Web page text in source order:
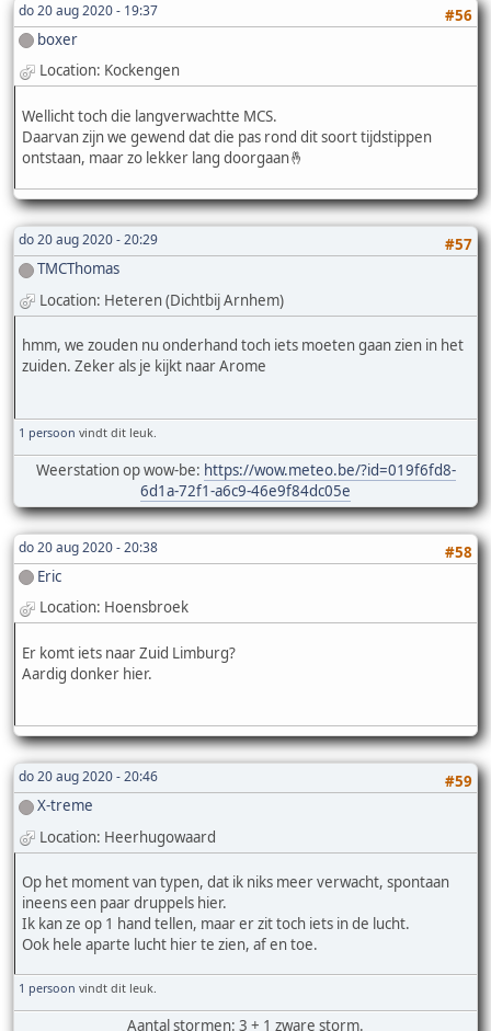
do 20 aug 2020 - 19:37
#56
boxer
Location: Kockengen
Wellicht toch die langverwachtte MCS.
Daarvan zijn we gewend dat die pas rond dit soort tijdstippen
ontstaan, maar zo lekker lang doorgaan🤞
do 20 aug 2020 - 20:29
#57
TMCThomas
Location: Heteren (Dichtbij Arnhem)
hmm, we zouden nu onderhand toch iets moeten gaan zien in het
zuiden. Zeker als je kijkt naar Arome
1 persoon vindt dit leuk.
Weerstation op wow-be: https://wow.meteo.be/?id=019f6fd8-
6d1a-72f1-a6c9-46e9f84dc05e
do 20 aug 2020 - 20:38
#58
Eric
Location: Hoensbroek
Er komt iets naar Zuid Limburg?
Aardig donker hier.
do 20 aug 2020 - 20:46
#59
X-treme
Location: Heerhugowaard
Op het moment van typen, dat ik niks meer verwacht, spontaan
ineens een paar druppels hier.
Ik kan ze op 1 hand tellen, maar er zit toch iets in de lucht.
Ook hele aparte lucht hier te zien, af en toe.
1 persoon vindt dit leuk.
Aantal stormen: 3 + 1 zware storm.